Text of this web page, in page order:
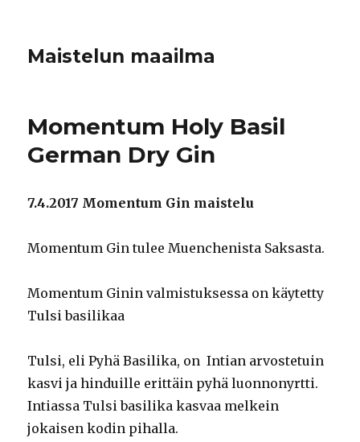
Maistelun maailma
Momentum Holy Basil
German Dry Gin
7.4.2017 Momentum Gin maistelu
Momentum Gin tulee Muenchenista Saksasta.
Momentum Ginin valmistuksessa on käytetty
Tulsi basilikaa
Tulsi, eli Pyhä Basilika, on Intian arvostetuin
kasvi ja hinduille erittäin pyhä luonnonyrtti.
Intiassa Tulsi basilika kasvaa melkein
jokaisen kodin pihalla.